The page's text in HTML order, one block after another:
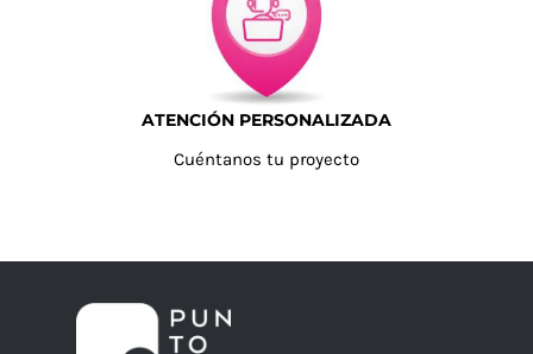
ATENCIÓN PERSONALIZADA
Cuéntanos tu proyecto